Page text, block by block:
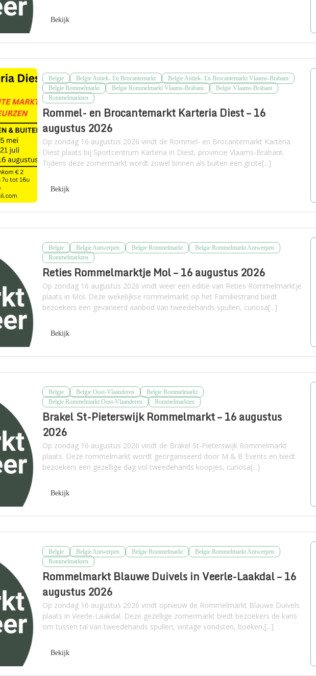
Bekijk
Belgie Belgie Antiek- En Brocantemarkt
Belgie Antiek- En Brocantemarkt Vlaams-Brabant
Belgie Rommelmarkt
Belgie Rommelmarkt Vlaams-Brabant
Belgie Vlaams-Brabant
Rommelmarkten
Rommel- en Brocantemarkt Karteria Diest – 16
augustus 2026
Op zondag 16 augustus 2026 vindt de Rommel- en Brocantemarkt Karteria
Diest plaats bij Sportcentrum Karteria in Diest, provincie Vlaams-Brabant.
Tijdens deze zomermarkt wordt zowel binnen als buiten een grote[...]
Bekijk
Belgie Belgie Antwerpen Belgie Rommelmarkt
Belgie Rommelmarkt Antwerpen
Rommelmarkten
Reties Rommelmarktje Mol – 16 augustus 2026
Op zondag 16 augustus 2026 vindt weer een editie van Reties Rommelmarktje
plaats in Mol. Deze wekelijkse rommelmarkt op het Familiestrand biedt
bezoekers een gevarieerd aanbod van tweedehands spullen, curiosa[...]
Bekijk
Belgie Belgie Oost-Vlaanderen
Belgie Rommelmarkt
Belgie Rommelmarkt Oost-Vlaanderen
Rommelmarkten
Brakel St-Pieterswijk Rommelmarkt – 16 augustus
2026
Op zondag 16 augustus 2026 vindt de Brakel St-Pieterswijk Rommelmarkt
plaats. Deze rommelmarkt wordt georganiseerd door M & B Events en biedt
bezoekers een gezellige dag vol tweedehands koopjes, curiosa[...]
Bekijk
Belgie Belgie Antwerpen Belgie Rommelmarkt
Belgie Rommelmarkt Antwerpen
Rommelmarkten
Rommelmarkt Blauwe Duivels in Veerle-Laakdal – 16
augustus 2026
Op zondag 16 augustus 2026 vindt opnieuw de Rommelmarkt Blauwe Duivels
plaats in Veerle-Laakdal. Deze gezellige zomermarkt biedt bezoekers de kans
om tussen tal van tweedehands spullen, vintage vondsten, boeken,[...]
Bekijk